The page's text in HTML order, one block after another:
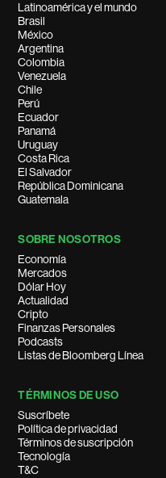
Latinoamérica y el mundo
Brasil
México
Argentina
Colombia
Venezuela
Chile
Perú
Ecuador
Panamá
Uruguay
Costa Rica
El Salvador
República Dominicana
Guatemala
SOBRE NOSOTROS
Economía
Mercados
Dólar Hoy
Actualidad
Cripto
Finanzas Personales
Podcasts
Listas de Bloomberg Línea
TÉRMINOS DE USO
Suscríbete
Política de privacidad
Términos de suscripción
Tecnología
T&C